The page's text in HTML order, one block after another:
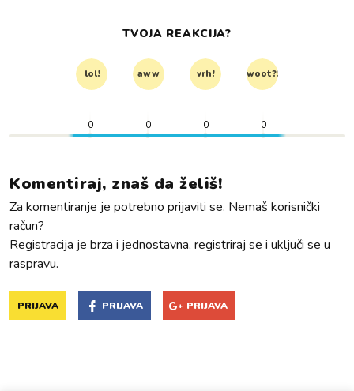
TVOJA REAKCIJA?
lol! aww vrh! woot?!
0 0 0 0
Komentiraj, znaš da želiš!
Za komentiranje je potrebno prijaviti se. Nemaš korisnički
račun?
Registracija je brza i jednostavna, registriraj se i uključi se u
raspravu.
PRIJAVA PRIJAVA PRIJAVA